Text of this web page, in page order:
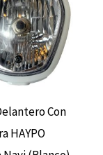
Con
HAYPO